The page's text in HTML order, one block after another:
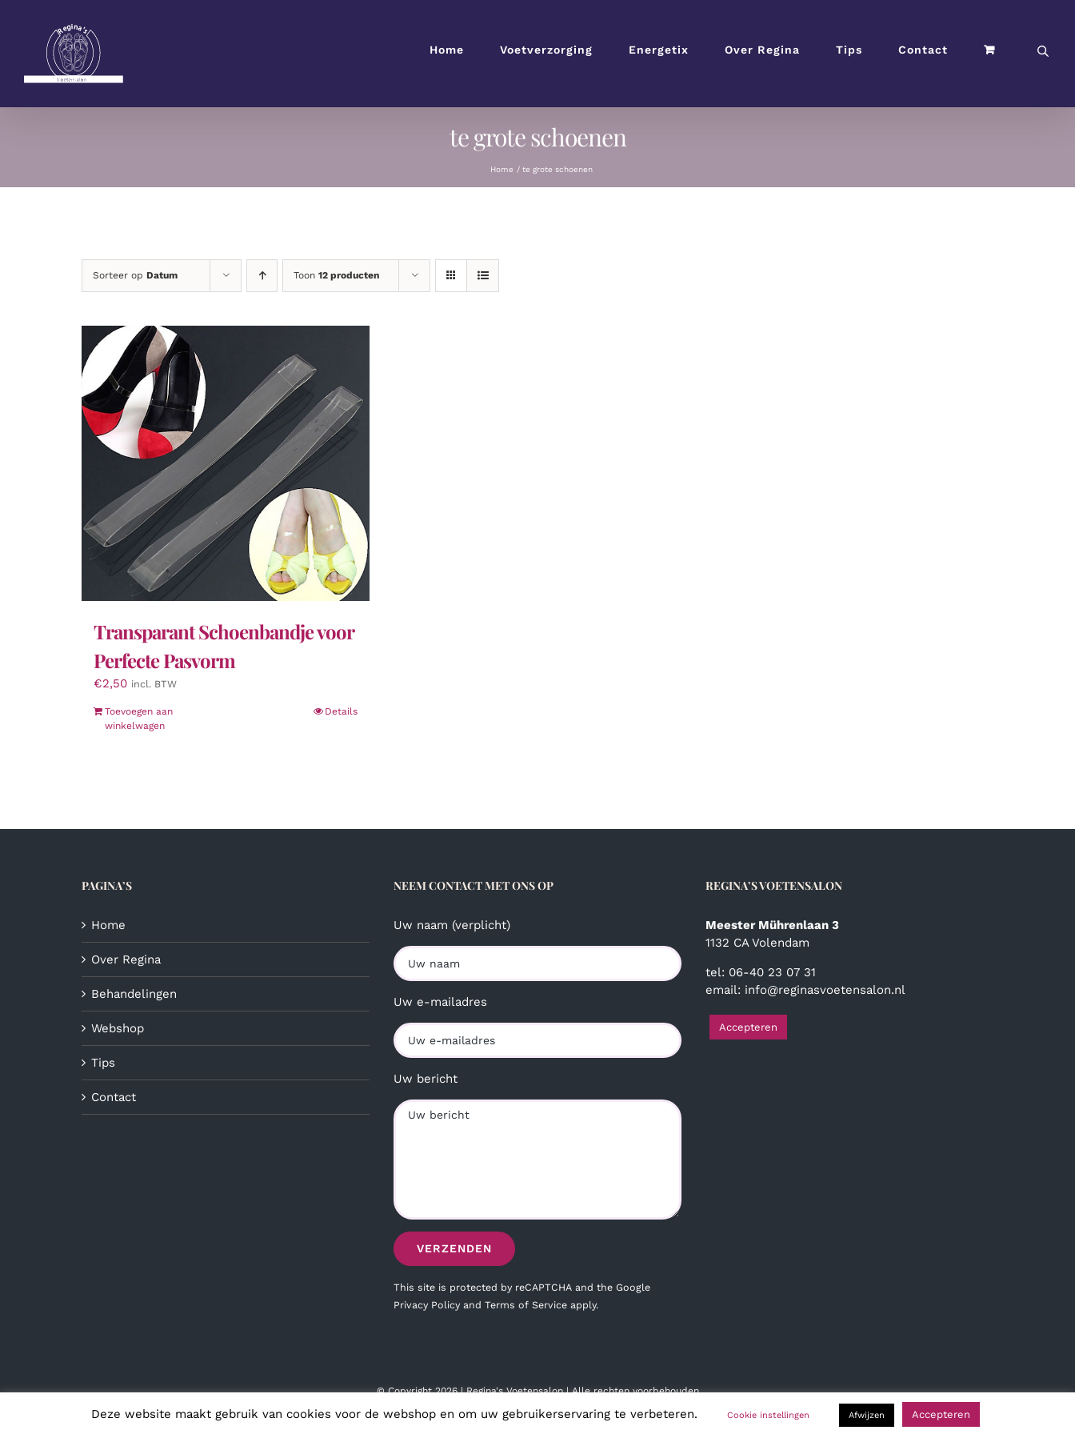
Home Voetverzorging Energetix Over Regina Tips Contact
te grote schoenen
Home te grote schoenen
Sorteer op Datum Toon 12 producten
Transparant Schoenbandje voor
Perfecte Pasvorm
€2,50 incl. BTW
Toevoegen aan
winkelwagen
Details
PAGINA’S
Home
Over Regina
Behandelingen
Webshop
Tips
Contact
NEEM CONTACT MET ONS OP
Uw naam (verplicht)
Uw e-mailadres
Uw bericht
This site is protected by reCAPTCHA and the Google
Privacy Policy and Terms of Service apply.
REGINA’S VOETENSALON
Meester Mührenlaan 3
1132 CA Volendam
tel: 06-40 23 07 31
email: info@reginasvoetensalon.nl
Accepteren
© Copyright2026 | Regina's Voetensalon | Alle rechten voorbehouden
Deze website maakt gebruik van cookies voor de webshop en om uw gebruikerservaring te verbeteren. Cookie instellingen Afwijzen Accepteren